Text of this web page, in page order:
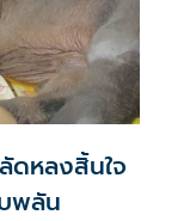
ดหลงสิ้นใจ
พลัน